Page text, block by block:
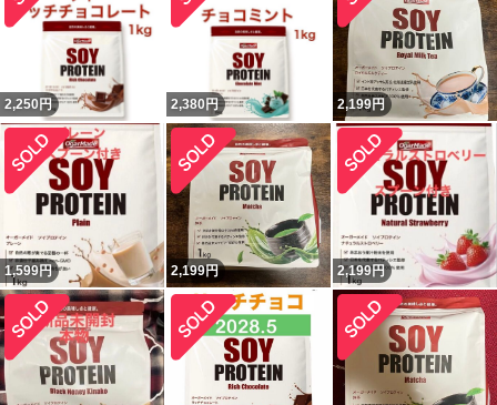
2,250 円 2,380 円 2,199円
1,599円 2,199円 2,199円